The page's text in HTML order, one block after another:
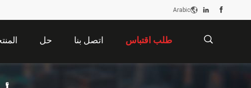
Arabic
حل اتصل بنا طلب اقتباس